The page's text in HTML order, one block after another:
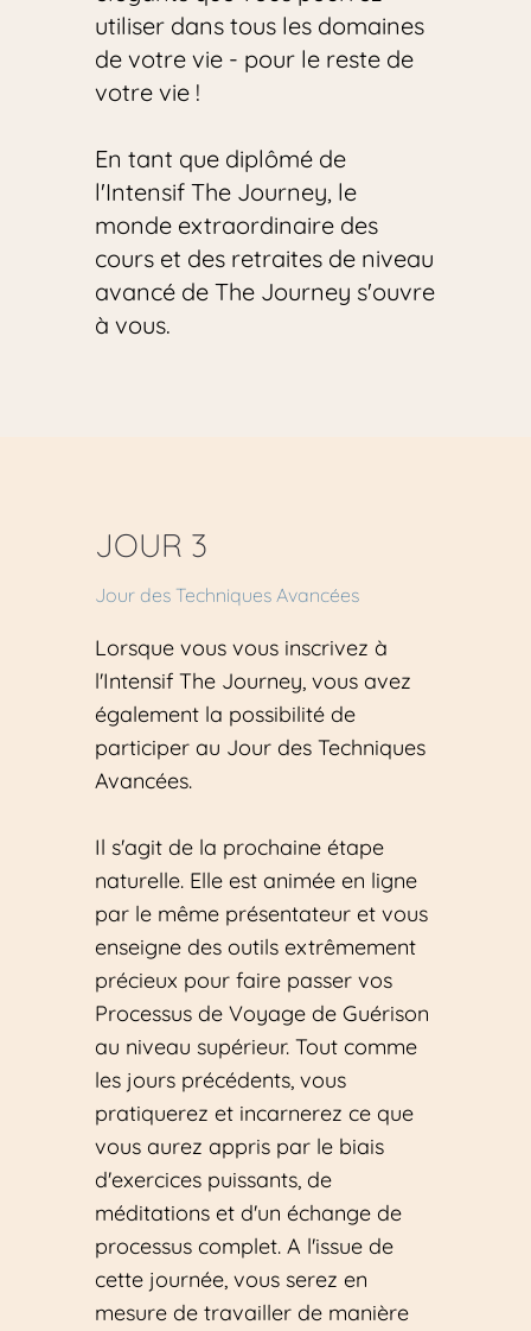
utiliser dans tous les domaines
de votre vie - pour le reste de
votre vie !
En tant que diplômé de
l'Intensif The Journey, le
monde extraordinaire des
cours et des retraites de niveau
avancé de The Journey s'ouvre
à vous.
JOUR 3
Jour des Techniques Avancées
Lorsque vous vous inscrivez à
l'Intensif The Journey, vous avez
également la possibilité de
participer au Jour des Techniques
Avancées.
Il s'agit de la prochaine étape
naturelle. Elle est animée en ligne
par le même présentateur et vous
enseigne des outils extrêmement
précieux pour faire passer vos
Processus de Voyage de Guérison
au niveau supérieur. Tout comme
les jours précédents, vous
pratiquerez et incarnerez ce que
vous aurez appris par le biais
d'exercices puissants, de
méditations et d'un échange de
processus complet. A l'issue de
cette journée, vous serez en
mesure de travailler de manière